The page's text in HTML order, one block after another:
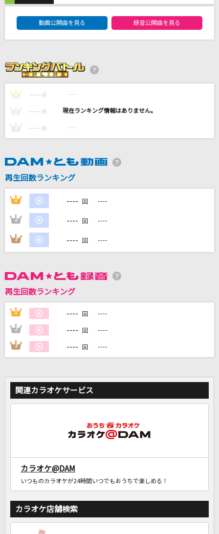
No way to say
浜崎あゆみ
槇原敬之(Makihara)
Habit
ツキミソウ
Novelbright
[生音]傷だらけを抱きしめて
T-BOLAN
DAMの新曲・ランキングなど
DAMに会員登録・ログインして
動画公開曲を見る 録音公開曲を見る
1 ---- 点 ----
---- 点 ----
3 ---- 点 ----
再生回数ランキング
1 ---- 回 ----
2 ---- 回 ----
3 ---- 回 ----
再生回数ランキング
1 ---- 回 ----
2 ---- 回 ----
3 ---- 回 ----
関連カラオケサービス
カラオケ@DAM
いつものカラオケが24時間いつでもおうちで楽しめる！
カラオケ店舗検索